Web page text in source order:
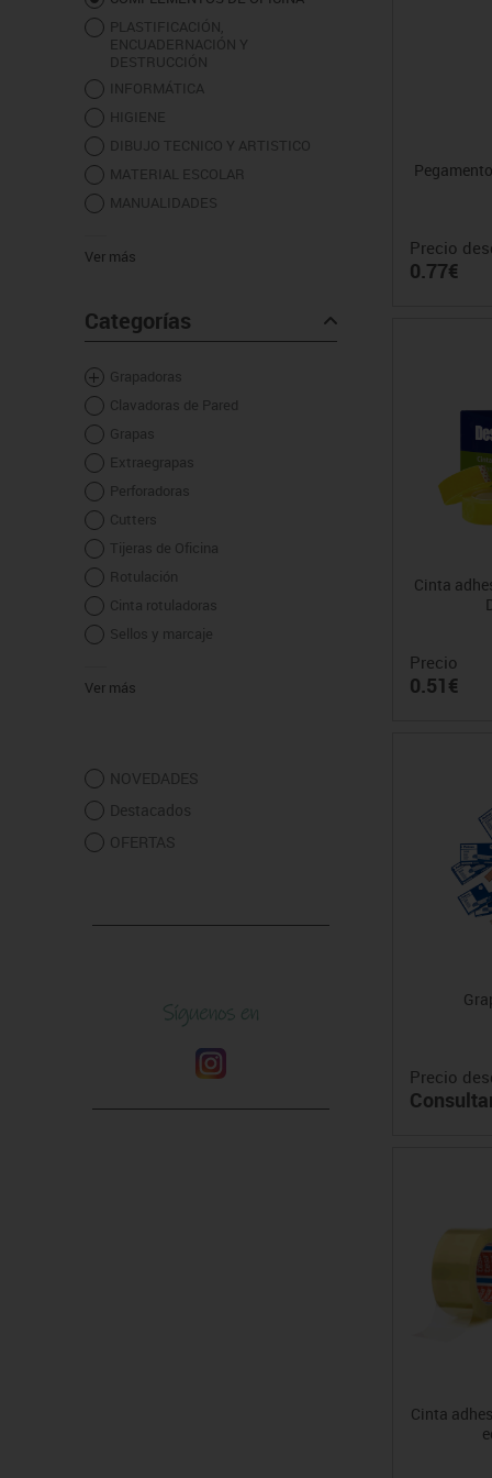
PLASTIFICACIÓN,
ENCUADERNACIÓN Y
DESTRUCCIÓN
INFORMÁTICA
HIGIENE
DIBUJO TECNICO Y ARTISTICO
MATERIAL ESCOLAR
MANUALIDADES
Ver más
Categorías
Grapadoras
Clavadoras de Pared
Grapas
Extraegrapas
Perforadoras
Cutters
Tijeras de Oficina
Rotulación
Cinta rotuladoras
Sellos y marcaje
Ver más
NOVEDADES
Destacados
OFERTAS
Precio
0.77€
Cinta
Precio
0.51€
Precio
Cinta